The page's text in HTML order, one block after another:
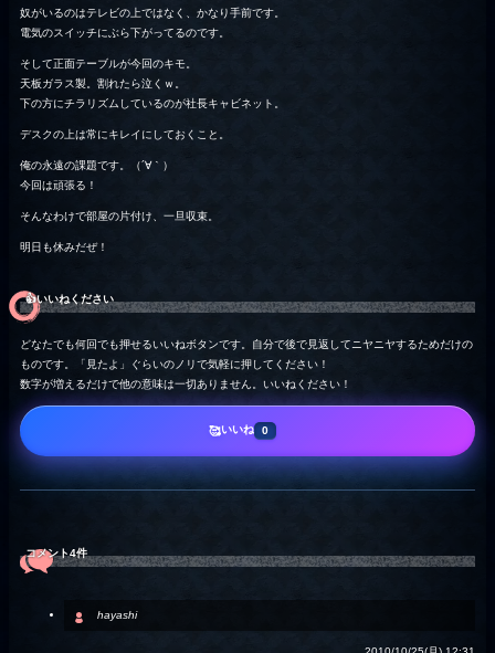
奴がいるのはテレビの上ではなく、かなり手前です。
電気のスイッチにぶら下がってるのです。
そして正面テーブルが今回のキモ。
天板ガラス製。割れたら泣くｗ。
下の方にチラリズムしているのが社長キャビネット。
デスクの上は常にキレイにしておくこと。
俺の永遠の課題です。（´∀｀）
今回は頑張る！
そんなわけで部屋の片付け、一旦収束。
明日も休みだぜ！
👍️いいねください
どなたでも何回でも押せるいいねボタンです。自分で後で見返してニヤニヤするためだけの
ものです。「見たよ」ぐらいのノリで気軽に押してください！
数字が増えるだけで他の意味は一切ありません。いいねください！
🥰いいね 0
コメント4件
hayashi